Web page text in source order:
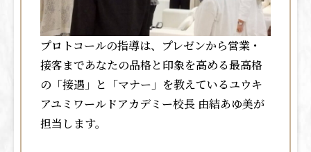
プロトコールの指導は、プレゼンから営業・
接客まであなたの品格と印象を高める最高格
の「接遇」と「マナー」を教えているユウキ
アユミワールドアカデミー校長 由結あゆ美が
担当します。